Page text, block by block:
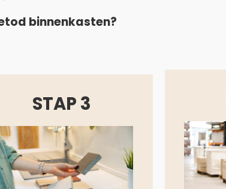
binnenkasten?
STAP 3